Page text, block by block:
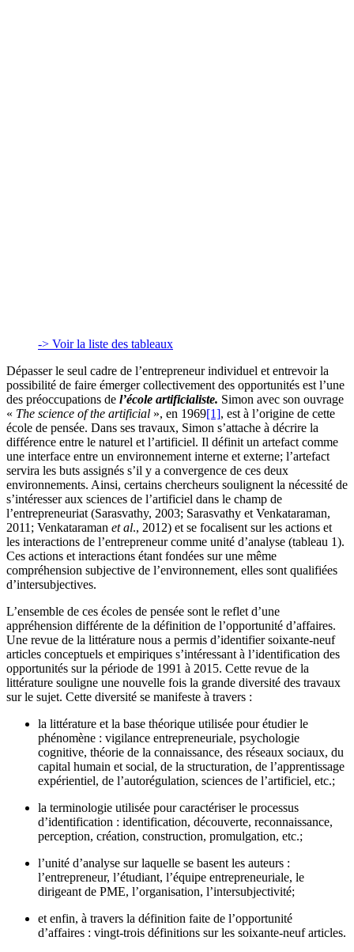
-> Voir la liste des tableaux
Dépasser le seul cadre de l’entrepreneur individuel et entrevoir la
possibilité de faire émerger collectivement des opportunités est l’une
des préoccupations de l’école artificialiste. Simon avec son ouvrage
« The science of the artificial », en 1969[1], est à l’origine de cette
école de pensée. Dans ses travaux, Simon s’attache à décrire la
différence entre le naturel et l’artificiel. Il définit un artefact comme
une interface entre un environnement interne et externe; l’artefact
servira les buts assignés s’il y a convergence de ces deux
environnements. Ainsi, certains chercheurs soulignent la nécessité de
s’intéresser aux sciences de l’artificiel dans le champ de
l’entrepreneuriat (Sarasvathy, 2003; Sarasvathy et Venkataraman,
2011; Venkataraman et al., 2012) et se focalisent sur les actions et
les interactions de l’entrepreneur comme unité d’analyse (tableau 1).
Ces actions et interactions étant fondées sur une même
compréhension subjective de l’environnement, elles sont qualifiées
d’intersubjectives.
L’ensemble de ces écoles de pensée sont le reflet d’une
appréhension différente de la définition de l’opportunité d’affaires.
Une revue de la littérature nous a permis d’identifier soixante-neuf
articles conceptuels et empiriques s’intéressant à l’identification des
opportunités sur la période de 1991 à 2015. Cette revue de la
littérature souligne une nouvelle fois la grande diversité des travaux
sur le sujet. Cette diversité se manifeste à travers :
la littérature et la base théorique utilisée pour étudier le
phénomène : vigilance entrepreneuriale, psychologie
cognitive, théorie de la connaissance, des réseaux sociaux, du
capital humain et social, de la structuration, de l’apprentissage
expérientiel, de l’autorégulation, sciences de l’artificiel, etc.;
la terminologie utilisée pour caractériser le processus
d’identification : identification, découverte, reconnaissance,
perception, création, construction, promulgation, etc.;
l’unité d’analyse sur laquelle se basent les auteurs :
l’entrepreneur, l’étudiant, l’équipe entrepreneuriale, le
dirigeant de PME, l’organisation, l’intersubjectivité;
et enfin, à travers la définition faite de l’opportunité
d’affaires : vingt-trois définitions sur les soixante-neuf articles.